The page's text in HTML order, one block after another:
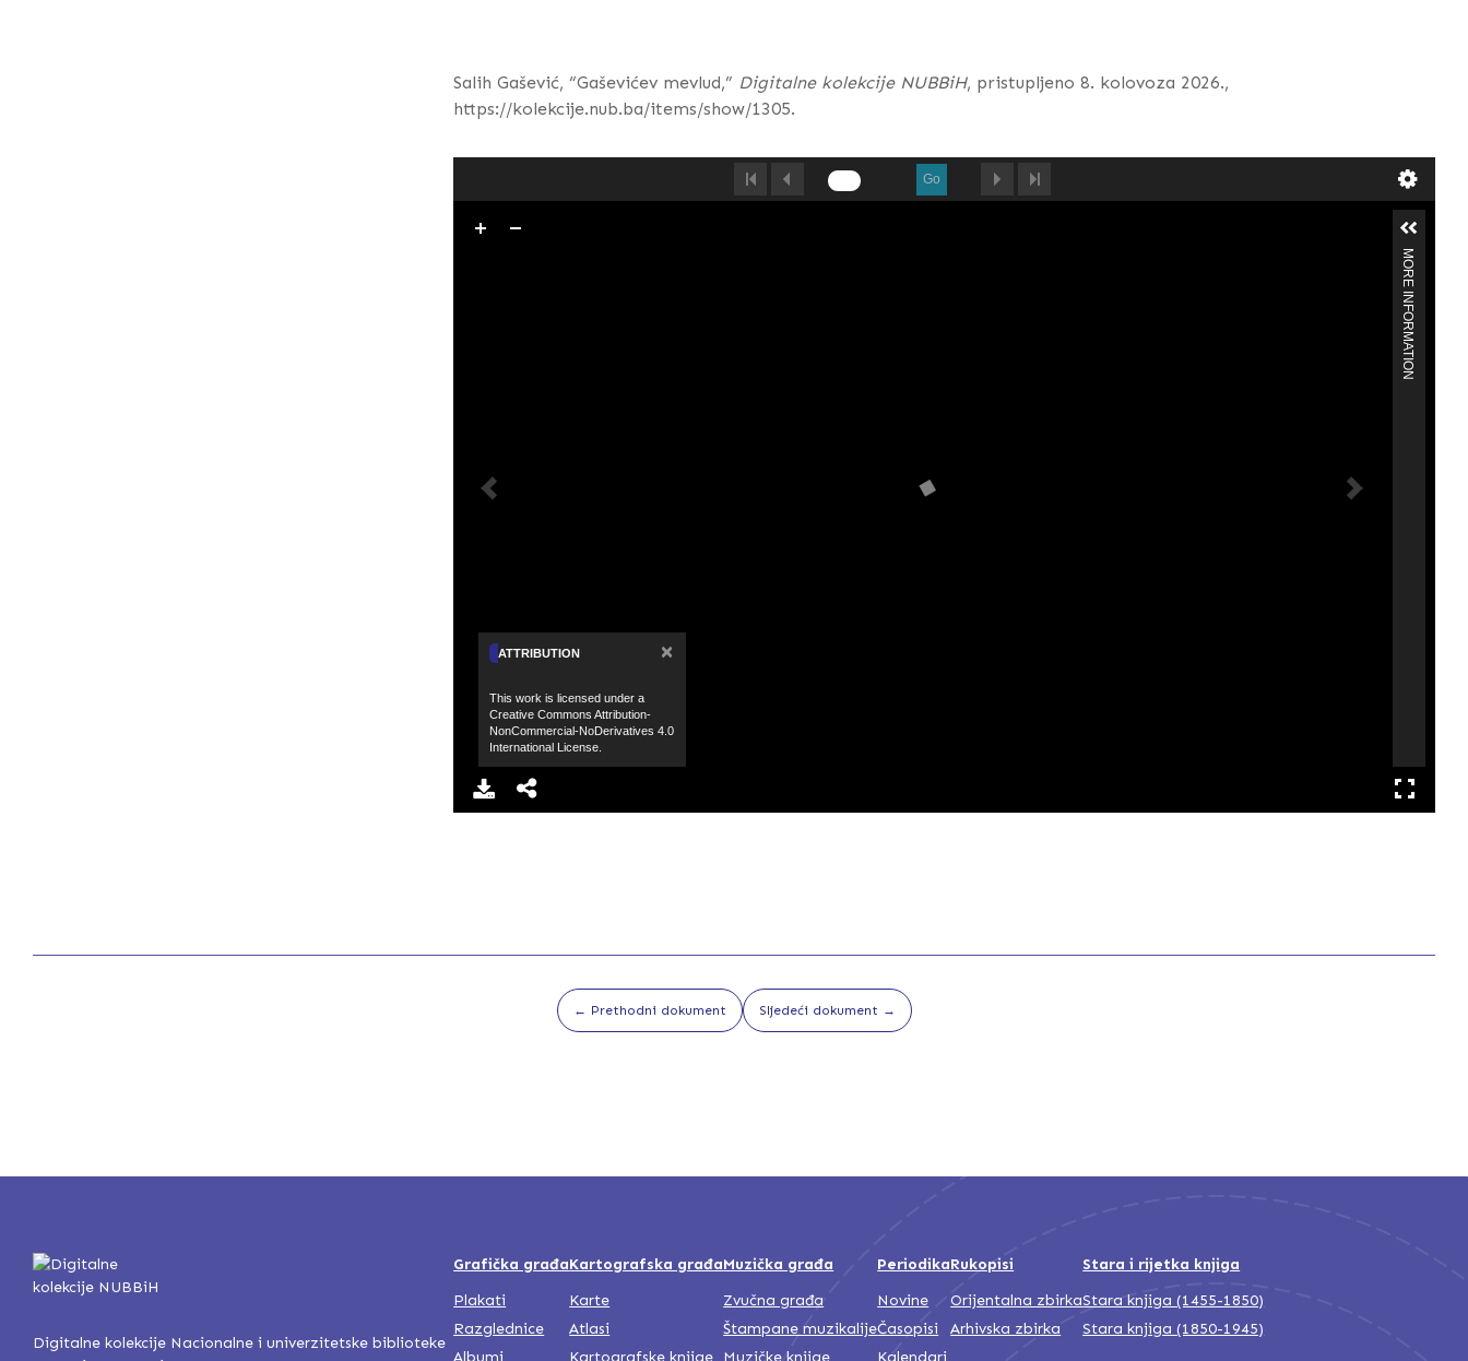
Salih Gašević, “Gaševićev mevlud,” Digitalne kolekcije NUBBiH, pristupljeno 8. kolovoza 2026.,
https://kolekcije.nub.ba/items/show/1305.
Go
ATTRIBUTION ×
This work is licensed under a
Creative Commons Attribution-
NonCommercial-NoDerivatives 4.0
International License.
MORE INFORMATION
← Prethodni dokument Sljedeći dokument →
Digitalne kolekcije Nacionalne i univerzitetske biblioteke
Grafička građa
Plakati
Razglednice
Kartografska građa
Karte
Atlasi
Muzička građa
Zvučna građa
Štampane muzikalije
Periodika
Novine
Časopisi
Rukopisi
Orijentalna zbirka
Arhivska zbirka
Stara i rijetka knjiga
Stara knjiga (1455-1850)
Stara knjiga (1850-1945)